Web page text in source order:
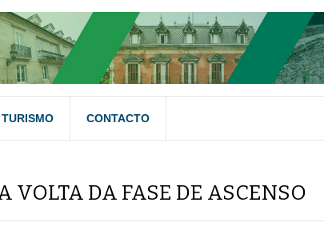
TURISMO CONTACTO
VOLTA DA FASE DE ASCENSO